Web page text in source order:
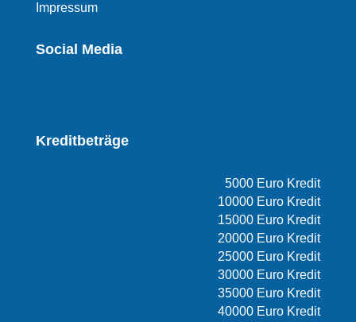
Impressum
Social Media
Kreditbeträge
5000 Euro Kredit
10000 Euro Kredit
15000 Euro Kredit
20000 Euro Kredit
25000 Euro Kredit
30000 Euro Kredit
35000 Euro Kredit
40000 Euro Kredit